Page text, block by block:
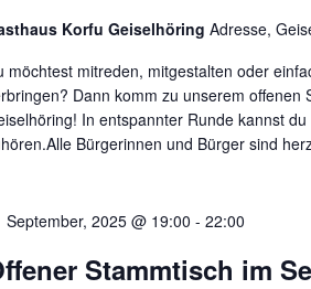
Korfu GeiselhöringAdresse,
möchtest mitreden, mitgestalten oder
Dann komm zu unserem
In entspannter Runde kannst
Bürgerinnen und Bürger sind
September, 2025 @ 19:00 -22:00
Stammtisch im